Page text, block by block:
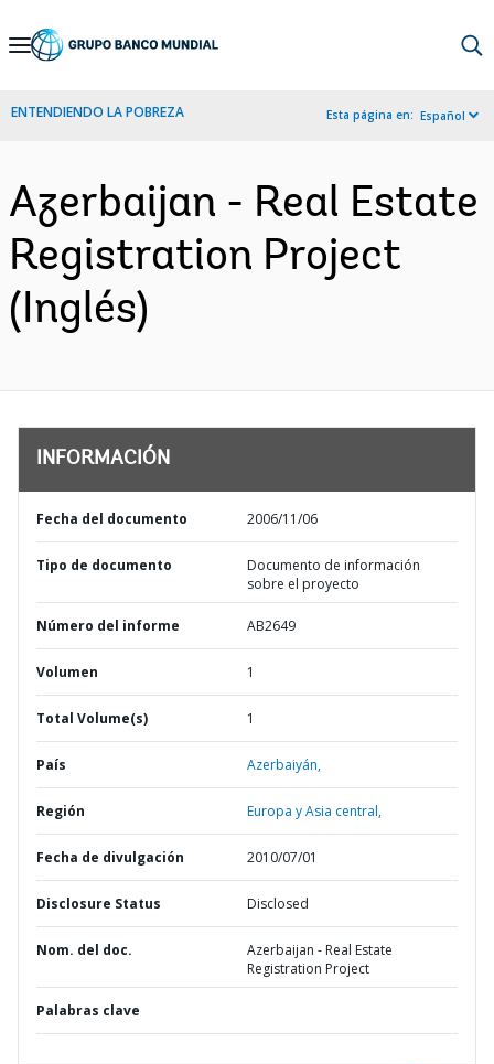
Skip
Navigation
ENTENDIENDO LA POBREZA Esta página en: Español
Azerbaijan - Real Estate
Registration Project
(Inglés)
INFORMACIÓN
Fecha del documento 2006/11/06
Tipo de documento
Documento de información
sobre el proyecto
Número del informe AB2649
Volumen 1
Total Volume(s) 1
País Azerbaiyán,
Región Europa y Asia central,
Fecha de divulgación 2010/07/01
Disclosure Status Disclosed
Nom. del doc.
Azerbaijan - Real Estate
Registration Project
Palabras clave